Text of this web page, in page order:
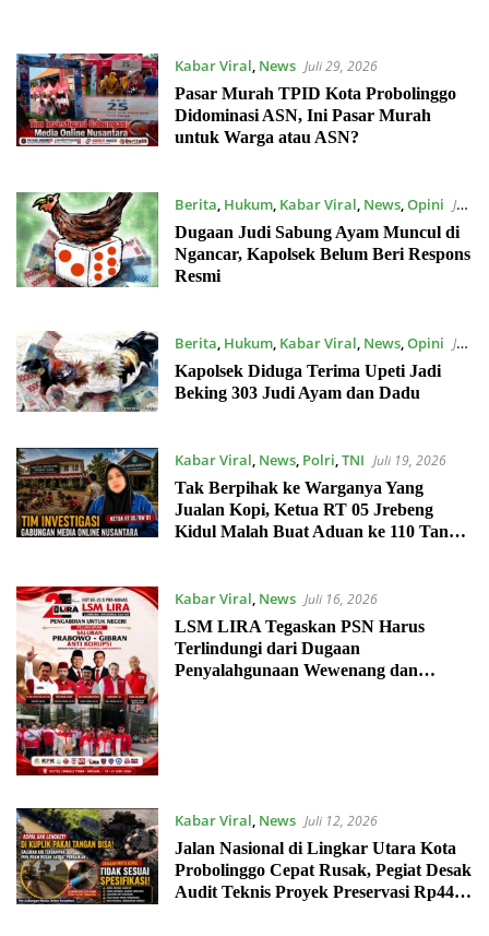
Kabar Viral, News Juli 29, 2026
Pasar Murah TPID Kota Probolinggo
Didominasi ASN, Ini Pasar Murah
untuk Warga atau ASN?
Berita, Hukum, Kabar Viral, News,Opini Juli
22, 2026
Dugaan Judi Sabung Ayam Muncul di
Ngancar, Kapolsek Belum Beri Respons
Resmi
Berita, Hukum, Kabar Viral, News,Opini Juli
19, 2026
Kapolsek Diduga Terima Upeti Jadi
Beking 303 Judi Ayam dan Dadu
Kabar Viral, News, Polri,TNI Juli 19, 2026
Tak Berpihak ke Warganya Yang
Jualan Kopi, Ketua RT 05 Jrebeng
Kidul Malah Buat Aduan ke 110 Tanpa
Kabar Viral, News Juli 16, 2026
LSM LIRA Tegaskan PSN Harus
Terlindungi dari Dugaan
Penyalahgunaan Wewenang dan
Kabar Viral, News Juli 12, 2026
Jalan Nasional di Lingkar Utara Kota
Probolinggo Cepat Rusak, Pegiat Desak
Audit Teknis Proyek Preservasi Rp44